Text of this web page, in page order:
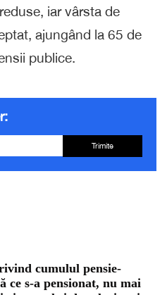
iar vârsta de
ajungând la 65 de
publice.
Trimite
cumulul pensie-
ce s-a pensionat, nu mai